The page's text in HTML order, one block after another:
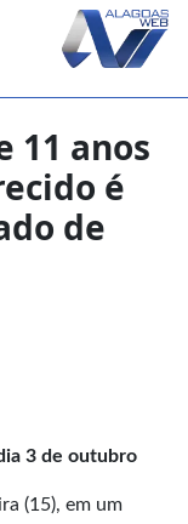
11 anos
é
de
3 de outubro
(15), em um